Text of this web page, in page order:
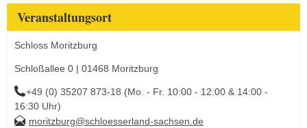
Veranstaltungsort
Schloss Moritzburg
Schloßallee 0 | 01468 Moritzburg
+49 (0) 35207 873-18 (Mo. - Fr. 10:00 - 12:00 & 14:00 -
16:30 Uhr)
moritzburg@schloesserland-sachsen.de